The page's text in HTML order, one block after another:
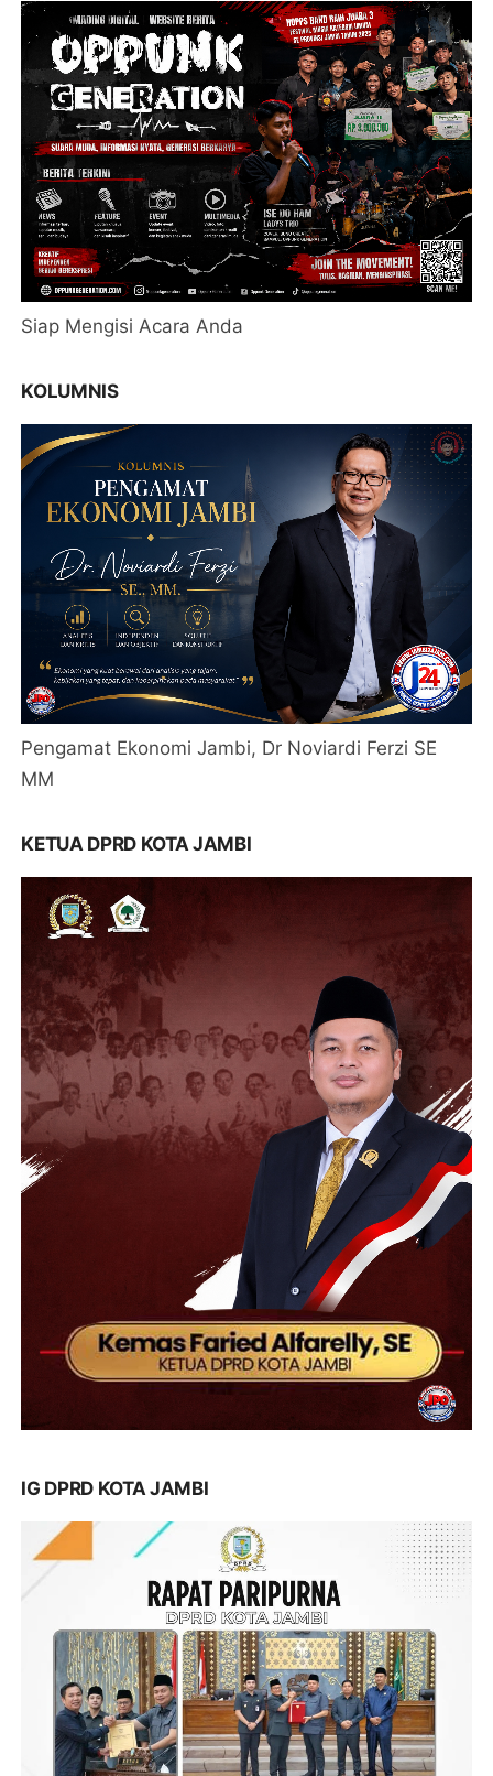
Siap Mengisi Acara Anda
KOLUMNIS
Pengamat Ekonomi Jambi, Dr Noviardi Ferzi SE
MM
KETUA DPRD KOTA JAMBI
IG DPRD KOTA JAMBI